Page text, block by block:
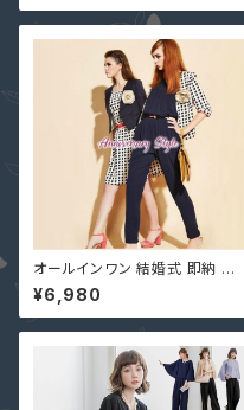
号 フォーマル パーティードレス
オールインワン 結婚式 即納 S-
XL ネイビー 黒 グリーン ピンク
ベルトなし プリーツ 7分丈 クロ
ップド パーティー 二次会 パンツ
¥6,980